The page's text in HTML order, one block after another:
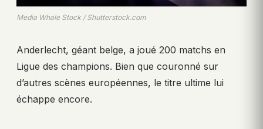
Media Whale Stock / Shutterstock.com
Anderlecht, géant belge, a joué 200 matchs en
Ligue des champions. Bien que couronné sur
d’autres scènes européennes, le titre ultime lui
échappe encore.